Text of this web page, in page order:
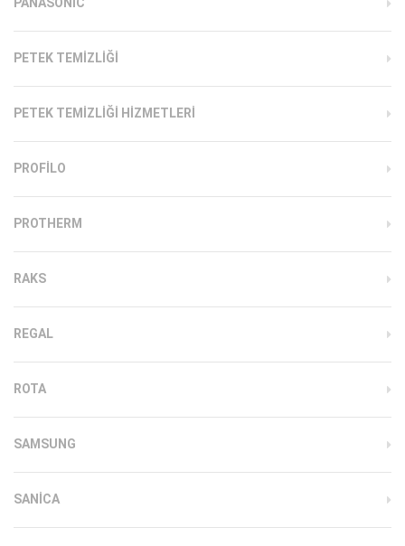
PETEK TEMIZLIĞI
PETEK TEMIZLIĞI HIZMETLERI
PROFILO
PROTHERM
RAKS
REGAL
ROTA
SAMSUNG
SANICA